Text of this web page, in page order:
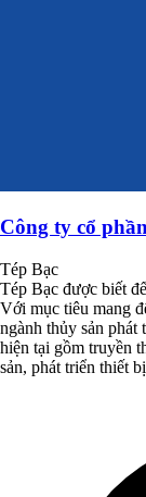
Công ty cổ
Tép Bạc
Tép Bạc được biết
Với mục tiêu mang
ngành thủy sản phát
hiện tại gồm truyền
sản, phát triển thiết